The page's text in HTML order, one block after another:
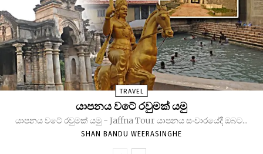
TRAVEL
යාපනය වටේ රවුමක් යමු
යාපනය වටේ රවුමක් යමු - Jaffna Tour යාපනය සංචාරයේදී ඔබට...
SHAN BANDU WEERASINGHE